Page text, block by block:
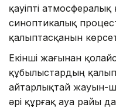
қауіпті
синоптикалық
қалыптасқанын
Екінші жағынан
құбылыстардың
айтарлықтай жауын-
әрі құрғақ ауа райы